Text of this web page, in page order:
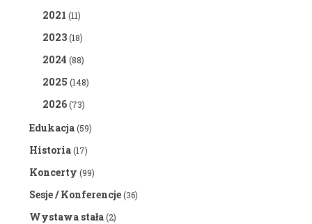
2021 (11)
2023(18)
2024 (88)
2025 (148)
2026(73)
Edukacja(59)
Historia(17)
Koncerty (99)
Sesje / Konferencje(36)
Wystawa stała(2)